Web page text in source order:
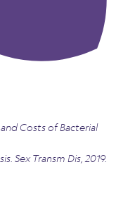
Costs of Bacterial
Sex Transm Dis, 2019.